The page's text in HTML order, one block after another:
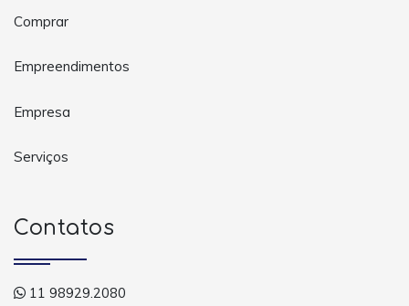
Comprar
Empreendimentos
Empresa
Serviços
Contatos
11 98929.2080